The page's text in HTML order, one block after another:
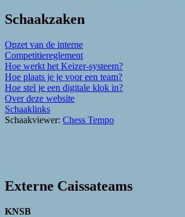
Schaakzaken
Opzet van de interne
Competitiereglement
Hoe werkt het Keizer-systeem?
Hoe plaats je je voor een team?
Hoe stel je een digitale klok in?
Over deze website
Schaaklinks
Schaakviewer: Chess Tempo
Externe Caissateams
KNSB